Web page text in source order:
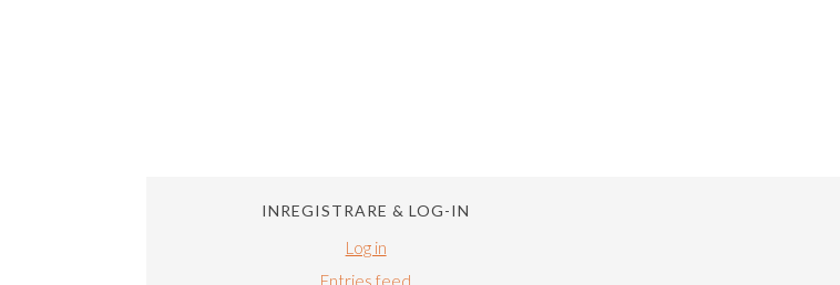
INREGISTRARE & LOG-IN
Log in
Entries feed